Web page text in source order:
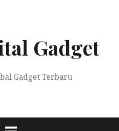
Gadget
Gadget Terbaru